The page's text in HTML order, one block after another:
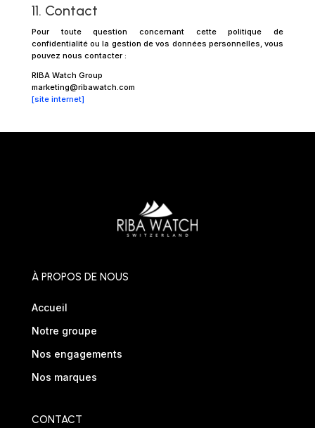
11. Contact
Pour toute question concernant cette politique de
confidentialité ou la gestion de vos données personnelles, vous
pouvez nous contacter :
RIBA Watch Group
marketing@ribawatch.com
[site internet]
À PROPOS DE NOUS
Accueil
Notre groupe
Nos engagements
Nos marques
CONTACT